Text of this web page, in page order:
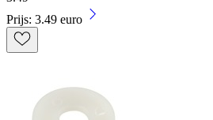
Prijs: 3.49 euro